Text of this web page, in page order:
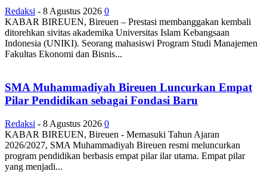
Redaksi - 8 Agustus 2026 0
KABAR BIREUEN, Bireuen – Prestasi membanggakan kembali
ditorehkan sivitas akademika Universitas Islam Kebangsaan
Indonesia (UNIKI). Seorang mahasiswi Program Studi Manajemen
Fakultas Ekonomi dan Bisnis...
SMA Muhammadiyah Bireuen Luncurkan Empat
Pilar Pendidikan sebagai Fondasi Baru
Redaksi - 8 Agustus 2026 0
KABAR BIREUEN, Bireuen - Memasuki Tahun Ajaran
2026/2027, SMA Muhammadiyah Bireuen resmi meluncurkan
program pendidikan berbasis empat pilar ilar utama. Empat pilar
yang menjadi...